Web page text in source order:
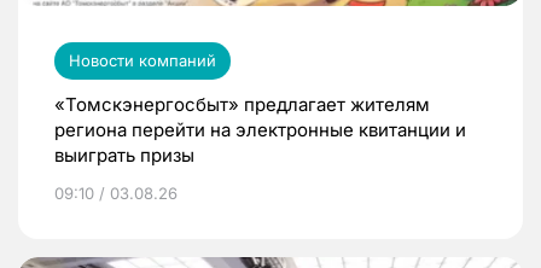
Новости компаний
«Томскэнергосбыт» предлагает жителям
региона перейти на электронные квитанции и
выиграть призы
09:10 / 03.08.26